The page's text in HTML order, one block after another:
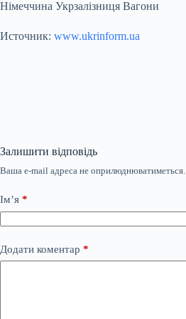
Німеччина Укрзалізниця Вагони
Источник: www.ukrinform.ua
Залишити відповідь
Ваша e-mail адреса не оприлюднюватиметься.
Ім’я *
Додати коментар *